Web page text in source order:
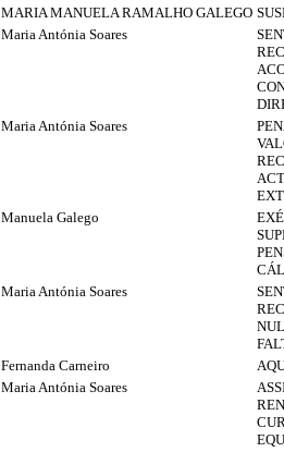
MARIA MANUELA RAMALHO GALEGO
Maria Antónia Soares
Maria Antónia Soares
Manuela Galego
Maria Antónia Soares
Fernanda Carneiro
Maria Antónia Soares